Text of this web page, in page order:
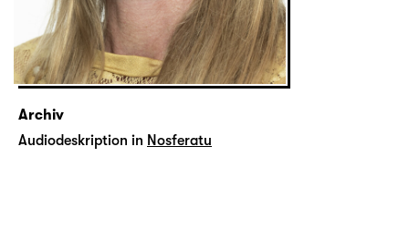
Archiv
Audiodeskription in Nosferatu